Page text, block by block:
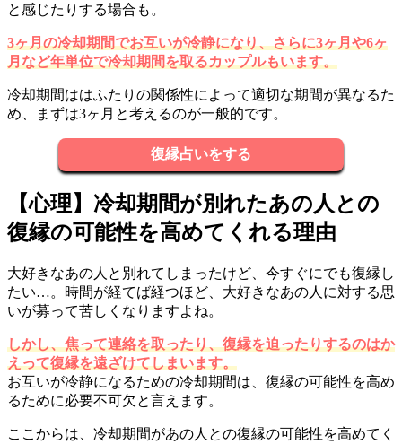
と感じたりする場合も。
3ヶ月の冷却期間でお互いが冷静になり、さらに3ヶ月や6ヶ
月など年単位で冷却期間を取るカップルもいます。
冷却期間ははふたりの関係性によって適切な期間が異なるた
め、まずは3ヶ月と考えるのが一般的です。
復縁占いをする
【心理】冷却期間が別れたあの人との
復縁の可能性を高めてくれる理由
大好きなあの人と別れてしまったけど、今すぐにでも復縁し
たい…。時間が経てば経つほど、大好きなあの人に対する思
いが募って苦しくなりますよね。
しかし、焦って連絡を取ったり、復縁を迫ったりするのはか
えって復縁を遠ざけてしまいます。
お互いが冷静になるための冷却期間は、復縁の可能性を高め
るために必要不可欠と言えます。
ここからは、冷却期間があの人との復縁の可能性を高めてく